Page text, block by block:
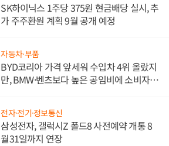
SK하이닉스 1주당 375원 현금배당 실시, 추
가 주주환원 계획 9월 공개 예정
자동차·부품
BYD코리아 가격 앞세워 수입차 4위 올랐지
만, BMW·벤츠보다 높은 공임비에 소비자
전자·전기·정보통신
삼성전자, 갤럭시Z 폴드8 사전예약 개통 8
월31일까지 연장